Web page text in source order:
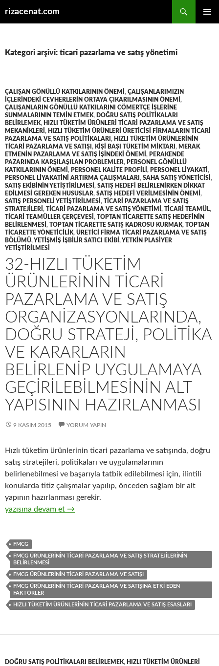
rizacenat.com
Kategori arşivi: ticari pazarlama ve satış yönetimi
ÇALIŞAN GÖNÜLLÜ KATKILARININ ÖNEMI , ÇALIŞANLARIMIZIN
IÇLERINDEKI CEVHERLERIN ORTAYA ÇIKARILMASININ ÖNEMI ,
ÇALIŞANLARIN GÖNÜLLÜ KATKILARINI CÖMERTÇE IŞLERINE
SUNMALARININ TEMIN ETMEK, DOĞRU SATIŞ POLITIKALARI
BELIRLEMEK, HIZLI TÜKETIM ÜRÜNLERI TICARI PAZARLAMA VE SATIŞ
MEKANIKLERI , HIZLI TÜKETIM ÜRÜNLERI ÜRETICISI FIRMALARIN TICARI
PAZARLAMA VE SATIŞ POLITIKALARI , HIZLI TÜKETIM ÜRÜNLERININ
TICARI PAZARLAMA VE SATIŞI , KIŞI BAŞI TÜKETIM MIKTARI , MERAK
ETMENIN PAZARLAMA VE SATIŞ IŞINDEKI ÖNEMI , PERAKENDE
PAZARINDA KARŞILAŞILAN PROBLEMLER, PERSONEL GÖNÜLLÜ
KATKILARININ ÖNEMI , PERSONEL KALITE PROFILI , PERSONEL LIYAKATI ,
PERSONEL LIYAKATINI ARTIRMA ÇALIŞMALARI , SAHA SATIŞ YÖNETICISI ,
SATIŞ EKIBININ YETIŞTIRILMESI , SATIŞ HEDEFI BELIRLENIRKEN DIKKAT
EDILMESI GEREKEN HUSUSLAR, SATIŞ HEDEFI VERILMESININ ÖNEMI ,
SATIŞ PERSONELI YETIŞTIRILMESI , TICARI PAZARLAMA VE SATIŞ
STRATEJILERI , TICARI PAZARLAMA VE SATIŞ YÖNETIMI , TICARI TEAMÜL,
TICARI TEAMÜLLER ÇERÇEVESI , TOPTAN TICARETTE SATIŞ HEDEFININ
BELIRLENMESI , TOPTAN TICARETTE SATIŞ KADROSU KURMAK, TOPTAN
TICARETTE YÖNETICILIK, ÜRETICI FIRMA TICARI PAZARLAMA VE SATIŞ
BÖLÜMÜ,YETIŞMIŞ IŞBILIR SATICI EKIBI ,YETKIN PLASIYER
YETIŞTIRILMESI
32-HIZLI TÜKETIM
ÜRÜNLERININ TICARI
PAZARLAMA VE SATIŞ
ORGANIZASYONLARINDA,
DOĞRU STRATEJI, POLITIKA
VE KARARLARIN
BELIRLENIP UYGULAMAYA
GEÇIRILEBILMESININ ALT
YAPISININ HAZIRLANMASI
9 KASIM 2015 YORUM YAPIN
Hızlı tüketim ürünlerinin ticari pazarlama ve satışında, doğru
satış stratejileri, politikaları ve uygulamalarının
belirlenebilmesi ve başarıyla tatbik edilebilmesi için, ilintili
konularda titiz çalışmalar yapılıp, önceden sağlam bir alt
yapının hazırlanması gerekir.
32-Hızlı tüketim ürünlerinin ticari pazarlama ve satış
yazısına devam et →
FMCG
FMCG ÜRÜNLERININ TICARI PAZARLAMA VE SATIŞ STRATEJILERININ
BELIRLENMESI
FMCG ÜRÜNLERININ TICARI PAZARLAMA VE SATIŞI
FMCG ÜRÜNLERININ TICARI PAZARLAMA VE SATIŞINA ETKI EDEN
FAKTÖRLER
HIZLI TÜKETIM ÜRÜNLERININ TICARI PAZARLAMA VE SATIŞ ESASLARI
DOĞRU SATIŞ POLITIKALARI BELIRLEMEK, HIZLI TÜKETIM ÜRÜNLERI